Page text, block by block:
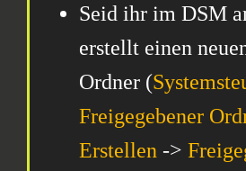
Seid ihr im DSM
erstellt einen
Ordner (
Freigegebener
Erstellen ->